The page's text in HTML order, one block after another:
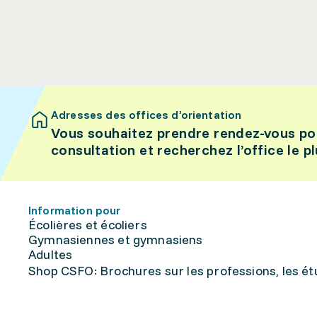
Adresses des offices d’orientation
Vous souhaitez prendre rendez-vous
consultation et recherchez l’office le
Information pour
Écolières et écoliers
Gymnasiennes et gymnasiens
Adultes
Shop CSFO: Brochures sur les professions, les